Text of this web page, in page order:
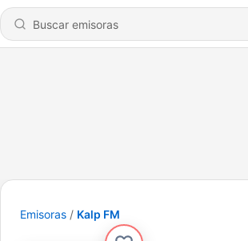
Emisoras Kalp FM